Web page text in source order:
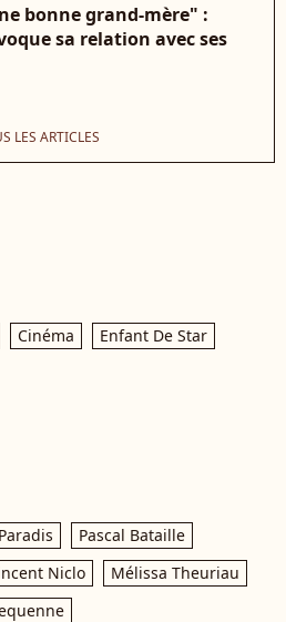
bonne grand-mère" :
sa relation avec ses
LES ARTICLES
Cinéma
Enfant De Star
Pascal Bataille
Niclo
Mélissa Theuriau